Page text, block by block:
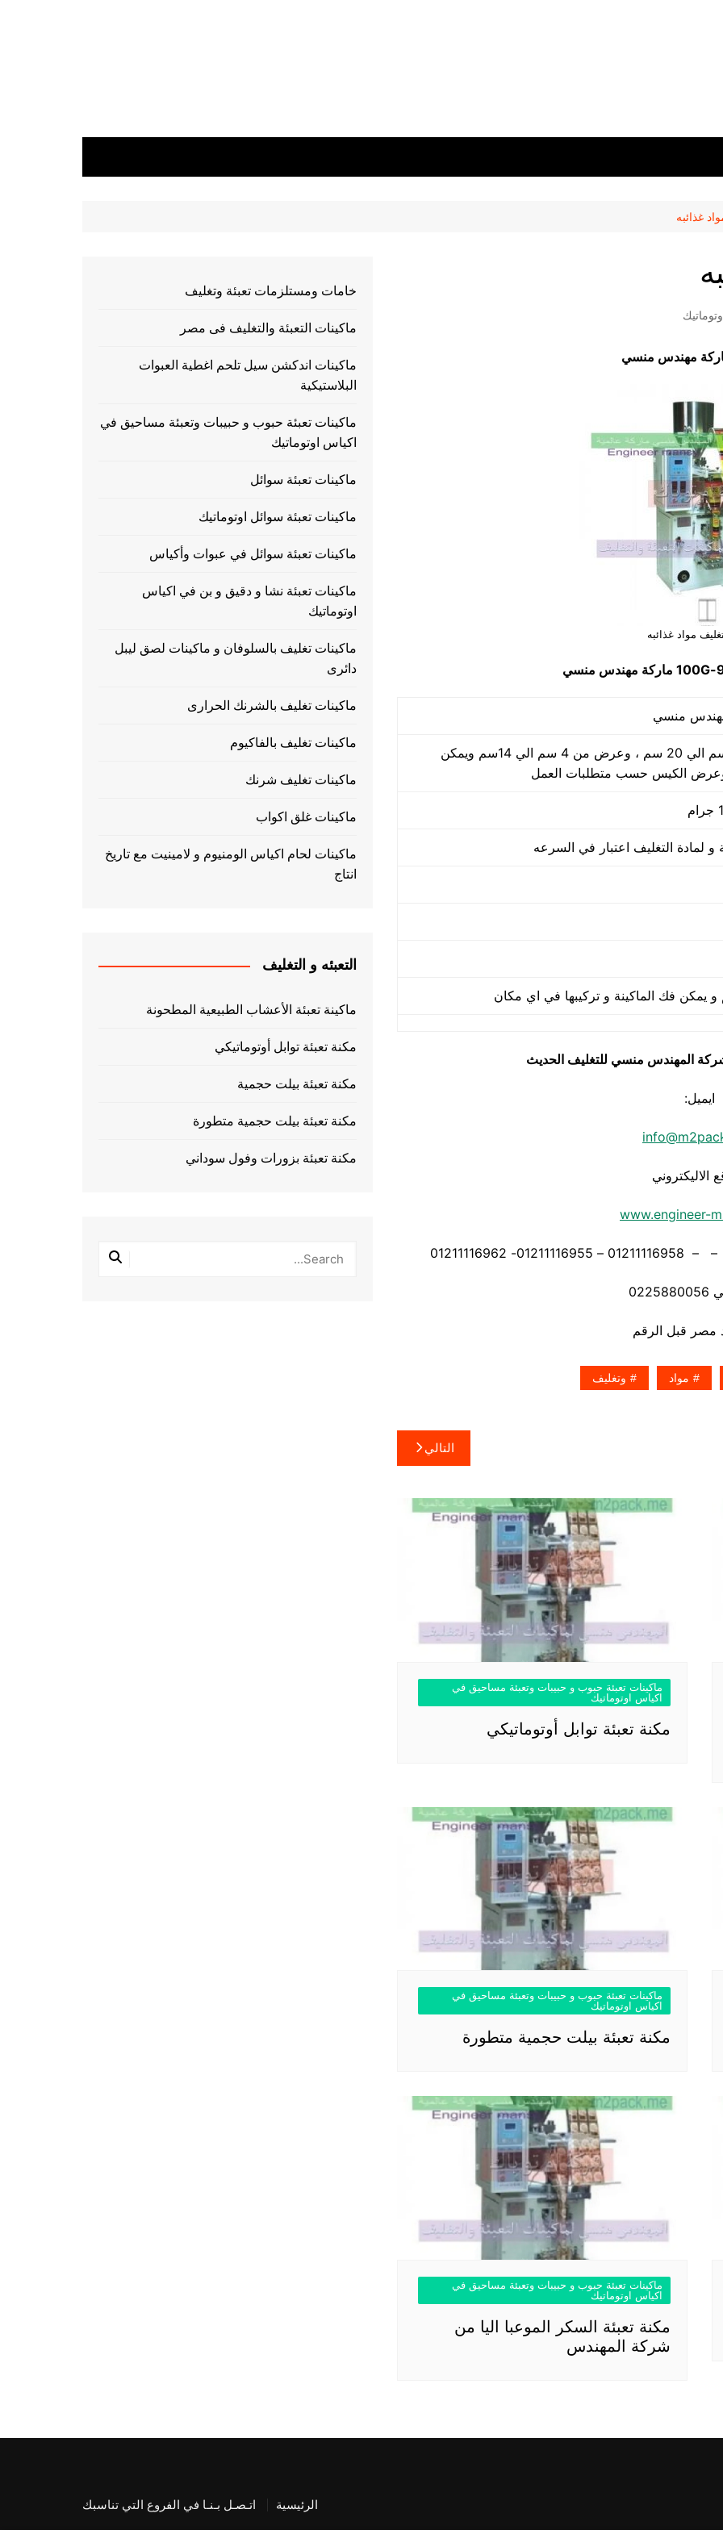
غذائبه
مهندس منسي
مواد غذائبه
ماركة مهندس منسي
طول الكيس من 5 سم الي 20 سم ، وعرض من 4 سم الي 14سم ويمكن
الكيس حسب متطلبات العمل
شركة المهندس منسي للتغليف الحديث
ايميل:
الاليكتروني
www.engineer-
مواد وتغليف
التالي
ماكينات تعبئة حبوب و حبيبات وتعبئة مساحيق في
اكياس اوتوماتيك
مكنة تعبئة توابل أوتوماتيكي
ماكينات تعبئة حبوب و حبيبات وتعبئة مساحيق في
اكياس اوتوماتيك
مكنة تعبئة بيلت حجمية متطورة
ماكينات تعبئة حبوب و حبيبات وتعبئة مساحيق في
اكياس اوتوماتيك
مكنة تعبئة السكر الموعبا اليا من
شركة المهندس
خامات ومستلزمات تعبئة وتغليف
ماكينات التعبئة والتغليف فى مصر
ماكينات اندكشن سيل تلحم اغطية العبوات
البلاستيكية
ماكينات تعبئة حبوب و حبيبات وتعبئة مساحيق في
اكياس اوتوماتيك
ماكينات تعبئة سوائل
ماكينات تعبئة سوائل اوتوماتيك
ماكينات تعبئة سوائل في عبوات وأكياس
ماكينات تعبئة نشا و دقيق و بن في اكياس
اوتوماتيك
ماكينات تغليف بالسلوفان و ماكينات لصق ليبل
دائرى
ماكينات تغليف بالشرنك الحرارى
ماكينات تغليف بالفاكيوم
ماكينات تغليف شرنك
ماكينات غلق اكواب
ماكينات لحام اكياس الومنيوم و لامينيت مع تاريخ
انتاج
التعبئه و التغليف
ماكينة تعبئة الأعشاب الطبيعية المطحونة
مكنة تعبئة توابل أوتوماتيكي
مكنة تعبئة بيلت حجمية
مكنة تعبئة بيلت حجمية متطورة
مكنة تعبئة بزورات وفول سوداني
الرئيسية اتـصـل بـنـا في الفروع التي تناسبك